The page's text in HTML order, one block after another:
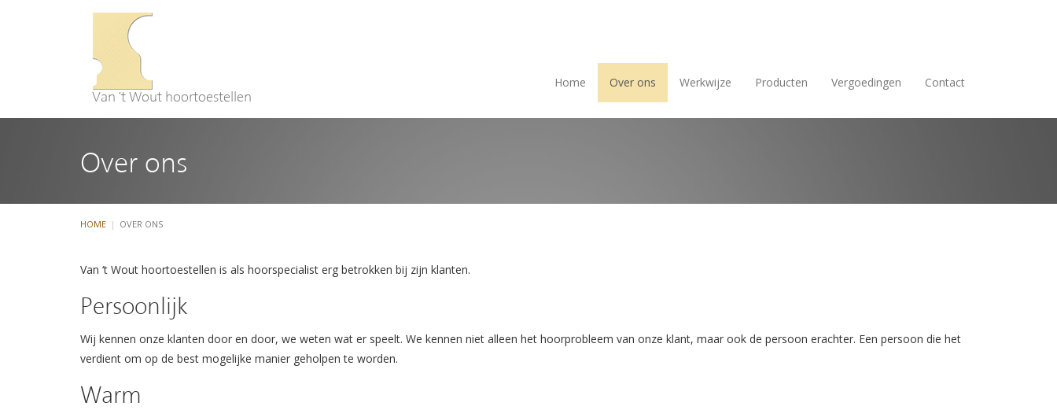
Van 't Wout hoortoestellen
Home Over ons Werkwijze Producten Vergoedingen Contact
Over ons
HOME OVER ONS
Van ‘t Wout hoortoestellen is als hoorspecialist erg betrokken bij zijn klanten.
Persoonlijk
Wij kennen onze klanten door en door, we weten wat er speelt. We kennen niet alleen het hoorprobleem van onze klant, maar ook de persoon erachter. Een persoon die het
verdient om op de best mogelijke manier geholpen te worden.
Warm